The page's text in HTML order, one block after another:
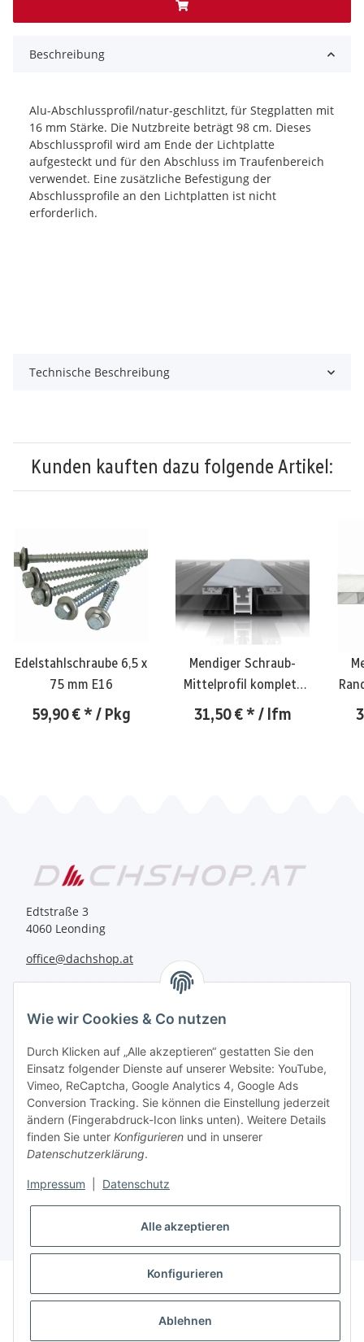
Beschreibung
Alu-Abschlussprofil/natur-geschlitzt, für Stegplatten mit
16 mm Stärke. Die Nutzbreite beträgt 98 cm. Dieses
Abschlussprofil wird am Ende der Lichtplatte
aufgesteckt und für den Abschluss im Traufenbereich
verwendet. Eine zusätzliche Befestigung der
Abschlussprofile an den Lichtplatten ist nicht
erforderlich.
Technische Beschreibung
Kunden kauften dazu folgende Artikel:
Edelstahlschraube 6,5 x
75 mm E16
59,90 €* / Pkg
Mendiger Schraub-
Mittelprofil komplett
16 mm
31,50 €* / lfm
Edtstraße 3
4060 Leonding
office@dachshop.at
Informationen
Sie haben Fragen zu
+43 732 67 37 27
* Alle Preise inkl. gesetzlicher USt., zzgl.
Widerrufsrecht
Wie wir Cookies & Co nutzen
Durch Klicken auf „Alle akzeptieren“ gestatten Sie den
Einsatz folgender Dienste auf unserer Website: YouTube,
Vimeo, ReCaptcha, Google Analytics 4, Google Ads
Conversion Tracking. Sie können die Einstellung jederzeit
ändern (Fingerabdruck-Icon links unten). Weitere Details
finden Sie unter Konfigurieren und in unserer
Datenschutzerklärung.
Impressum Datenschutz
Alle akzeptieren
Konfigurieren
Ablehnen